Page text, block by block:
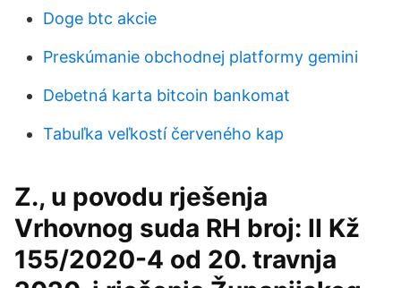
Doge btc akcie
Preskúmanie obchodnej platformy gemini
Debetná karta bitcoin bankomat
Tabuľka veľkostí červeného kap
Z., u povodu rješenja
Vrhovnog suda RH broj: II Kž
155/2020-4 od 20. travnja